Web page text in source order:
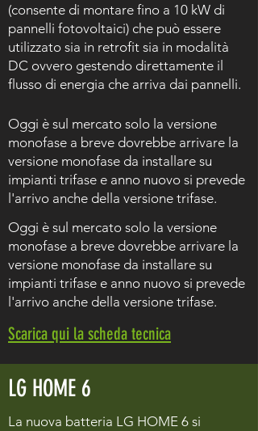
(consente di montare fino a 10 kW di
pannelli fotovoltaici) che può essere
utilizzato sia in retrofit sia in modalità
DC ovvero gestendo direttamente il
flusso di energia che arriva dai pannelli.
Oggi è sul mercato solo la versione
monofase a breve dovrebbe arrivare la
versione monofase da installare su
impianti trifase e anno nuovo si prevede
l'arrivo anche della versione trifase.
Oggi è sul mercato solo la versione
monofase a breve dovrebbe arrivare la
versione monofase da installare su
impianti trifase e anno nuovo si prevede
l'arrivo anche della versione trifase.
Scarica qui la scheda tecnica
LG HOME 6
La nuova batteria LG HOME 6 si